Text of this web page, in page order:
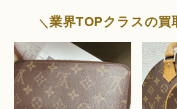
業界TOPクラスの買